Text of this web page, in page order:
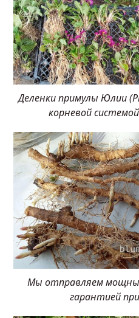
Деленки примулы Юлии
корневой
Мы отправляем
гарантией